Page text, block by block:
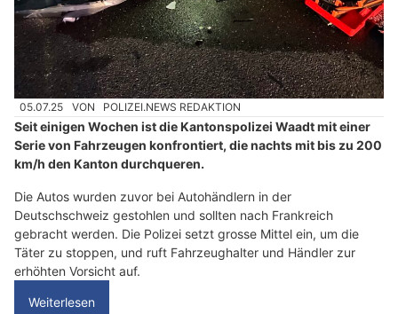
05.07.25 VON POLIZEI.NEWS REDAKTION
Seit einigen Wochen ist die Kantonspolizei Waadt mit einer
Serie von Fahrzeugen konfrontiert, die nachts mit bis zu 200
km/h den Kanton durchqueren.
Die Autos wurden zuvor bei Autohändlern in der
Deutschschweiz gestohlen und sollten nach Frankreich
gebracht werden. Die Polizei setzt grosse Mittel ein, um die
Täter zu stoppen, und ruft Fahrzeughalter und Händler zur
erhöhten Vorsicht auf.
Weiterlesen